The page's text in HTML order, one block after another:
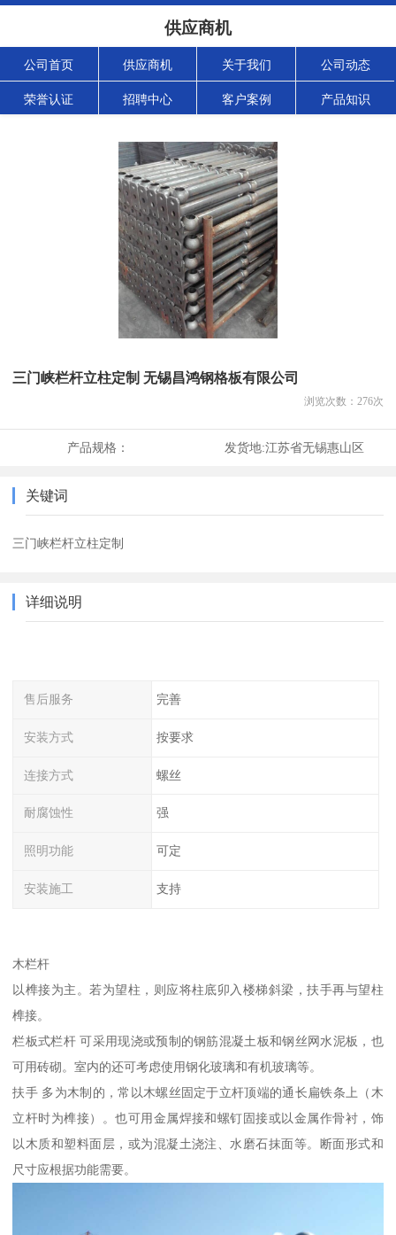
供应商机
公司首页 供应商机 关于我们 公司动态
荣誉认证 招聘中心 客户案例 产品知识
三门峡栏杆立柱定制 无锡昌鸿钢格板有限公司
浏览次数： 276次
产品规格： 发货地:江苏省无锡惠山区
关键词
三门峡栏杆立柱定制
详细说明
售后服务 完善
安装方式 按要求
连接方式 螺丝
耐腐蚀性 强
照明功能 可定
安装施工 支持
木栏杆
以榫接为主。若为望柱，则应将柱底卯入楼梯斜梁，扶手再与望柱
榫接。
栏板式栏杆 可采用现浇或预制的钢筋混凝土板和钢丝网水泥板，也
可用砖砌。室内的还可考虑使用钢化玻璃和有机玻璃等。
扶手 多为木制的，常以木螺丝固定于立杆顶端的通长扁铁条上（木
立杆时为榫接）。也可用金属焊接和螺钉固接或以金属作骨衬，饰
以木质和塑料面层，或为混凝土浇注、水磨石抹面等。断面形式和
尺寸应根据功能需要。